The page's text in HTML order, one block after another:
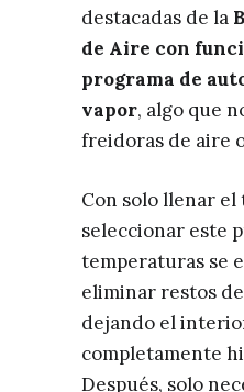
destacadas de la
de Aire con
programa de
vapor, algo que
freidoras de aire
Con solo llenar el
seleccionar este
temperaturas se
eliminar restos
dejando el
completamente
Después, solo